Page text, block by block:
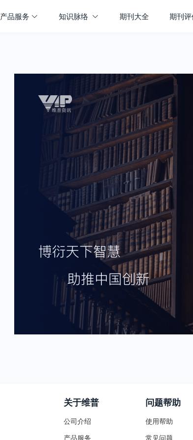
产品服务 知识脉络 期刊大全 期刊
关于维普
公司介绍
产品服务
问题帮助
使用帮助
常见问题